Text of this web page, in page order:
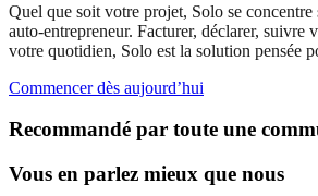
Quel que soit votre projet, Solo se concentre
auto-entrepreneur. Facturer, déclarer, suivre
votre quotidien, Solo est la solution pensée
Commencer dès aujourd’hui
Recommandé par toute une
Vous en parlez mieux que nous